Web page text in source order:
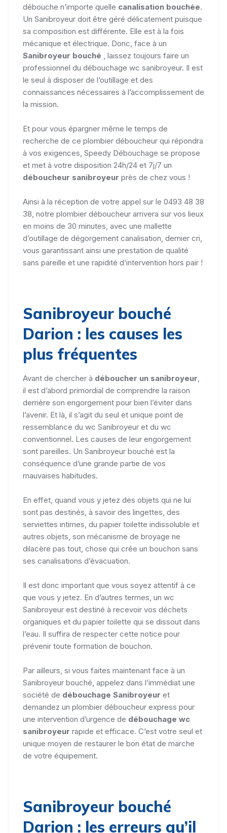
débouche n’importe quelle canalisation bouchée.
Un Sanibroyeur doit être géré délicatement puisque
sa composition est différente. Elle est à la fois
mécanique et électrique. Donc, face à un
Sanibroyeur bouché
, laissez toujours faire un
professionnel du débouchage wc sanibroyeur. Il est
le seul à disposer de l’outillage et des
connaissances nécessaires à l’accomplissement de
la mission.
Et pour vous épargner même le temps de
recherche de ce plombier déboucheur qui répondra
à vos exigences, Speedy Débouchage se propose
et met à votre disposition 24h/24 et 7j/7 un
déboucheur sanibroyeur près de chez vous !
Ainsi à la réception de votre appel sur le 0493 48 38
38, notre plombier déboucheur arrivera sur vos lieux
en moins de 30 minutes, avec une mallette
d’outillage de dégorgement canalisation, dernier cri,
vous garantissant ainsi une prestation de qualité
sans pareille et une rapidité d’intervention hors pair !
Sanibroyeur bouché
Darion : les causes les
plus fréquentes
Avant de chercher à déboucher un sanibroyeur
il est d’abord primordial de comprendre la raison
derrière son engorgement pour bien l’éviter dans
l’avenir. Et là, il s’agit du seul et unique point de
ressemblance du wc Sanibroyeur et du wc
conventionnel. Les causes de leur engorgement
sont pareilles. Un Sanibroyeur bouché est la
conséquence d’une grande partie de vos
mauvaises habitudes.
En effet, quand vous y jetez des objets qui ne lui
sont pas destinés, à savoir des lingettes, des
serviettes intimes, du papier toilette indissoluble et
autres objets, son mécanisme de broyage ne
dilacère pas tout, chose qui crée un bouchon sans
ses canalisations d’évacuation.
Il est donc important que vous soyez attentif à ce
que vous y jetez. En d’autres termes, un wc
Sanibroyeur est destiné à recevoir vos déchets
organiques et du papier toilette qui se dissout dans
l’eau. Il suffira de respecter cette notice pour
prévenir toute formation de bouchon.
Par ailleurs, si vous faites maintenant face à un
Sanibroyeur bouché, appelez dans l’immédiat une
société de débouchage Sanibroyeur et
demandez un plombier déboucheur express pour
une intervention d’urgence de débouchage wc
sanibroyeur rapide et efficace. C’est votre seul et
unique moyen de restaurer le bon état de marche
de votre équipement.
Sanibroyeur bouché
Darion : les erreurs qu’il